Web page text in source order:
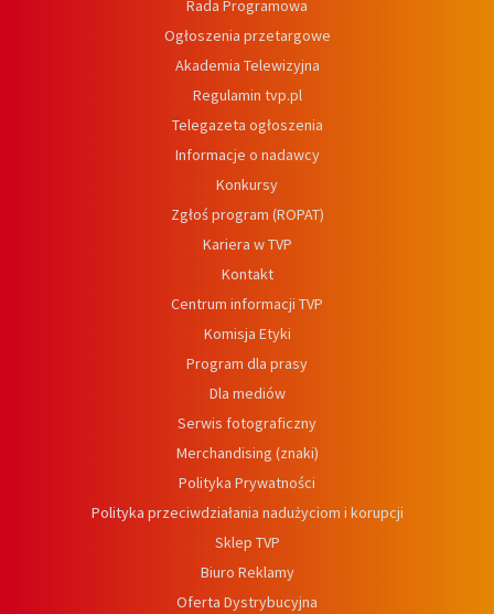
Rada Programowa
Ogłoszenia przetargowe
Akademia Telewizyjna
Regulamin tvp.pl
Telegazeta ogłoszenia
Informacje o nadawcy
Konkursy
Zgłoś program (ROPAT)
Kariera w TVP
Kontakt
Centrum informacji TVP
Komisja Etyki
Program dla prasy
Dla mediów
Serwis fotograficzny
Merchandising (znaki)
Polityka Prywatności
Polityka przeciwdziałania nadużyciom i korupcji
Sklep TVP
Biuro Reklamy
Oferta Dystrybucyjna